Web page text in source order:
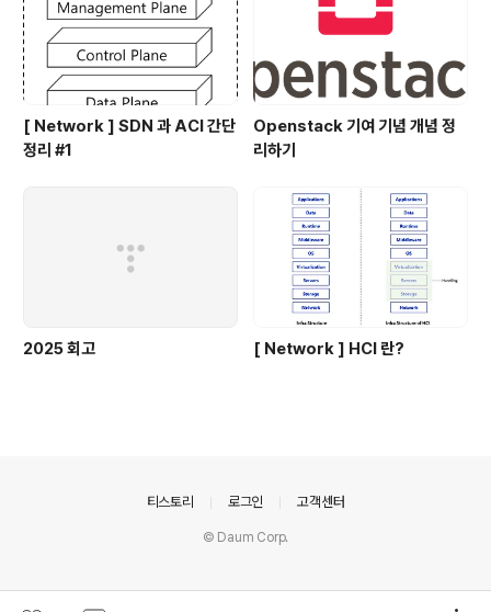
[ Network ] SDN 과 ACI 간단
정리 #1
Openstack 기여 기념 개념 정
리하기
2025 회고 [ Network ] HCI 란?
티스토리 로그인 고객센터
© Daum Corp.